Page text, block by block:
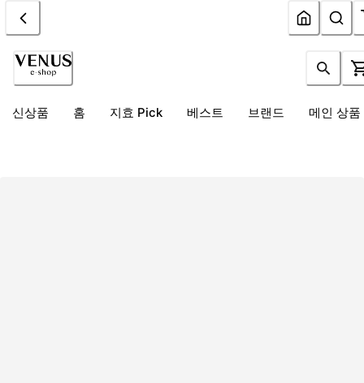
신상품 홈 지효 Pick 베스트 브랜드 메인 상품